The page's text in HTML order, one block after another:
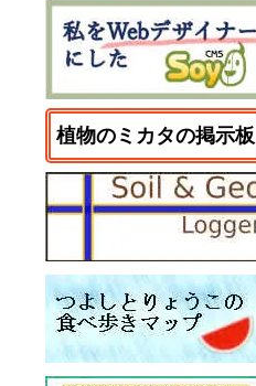
植物のミカタの掲示板